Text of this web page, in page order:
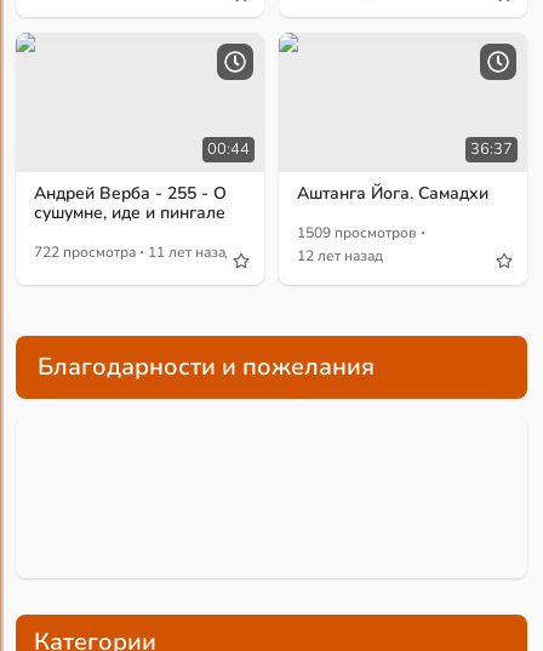
00:44
Андрей Верба - 255 - О
сушумне, иде и пингале
722 просмотра · 11 лет назад
36:37
Аштанга Йога. Самадхи
1509 просмотров ·
12 лет назад
Благодарности и пожелания
Категории